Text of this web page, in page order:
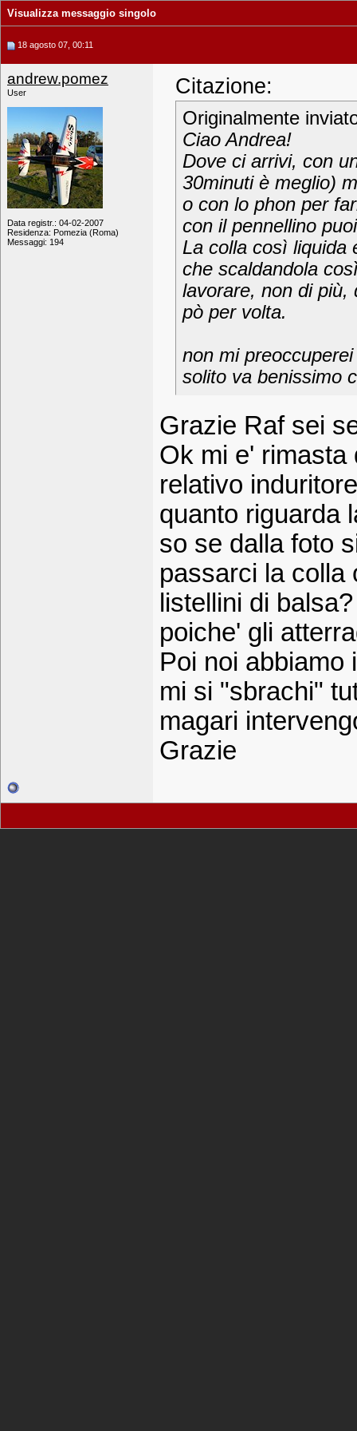
Visualizza messaggio singolo
18 agosto 07, 00:11
andrew.pomez
User
Data registr.: 04-02-2007
Residenza: Pomezia (Roma)
Messaggi: 194
Citazione:
Originalmente
Ciao Andrea!
Dove ci arrivi, con
30minuti è meglio)
o con lo phon per
con il pennellino
La colla così liquida
che scaldandola
lavorare, non di più,
pò per volta.
non mi
solito va benissimo
Grazie Raf sei
Ok mi e' rimasta
relativo
quanto riguarda
so se dalla foto
passarci la colla
listellini di
poiche' gli
Poi noi abbiamo
mi si "sbrachi"
magari
Grazie